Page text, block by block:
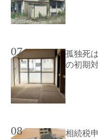
07
孤独死
の初期
08
相続税